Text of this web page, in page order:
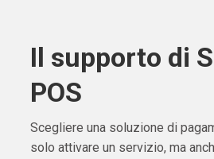
Il supporto di
POS
Scegliere una soluzione di
solo attivare un servizio, ma